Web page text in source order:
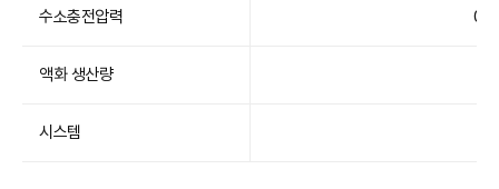
수소충전압력
액화 생산량
시스템